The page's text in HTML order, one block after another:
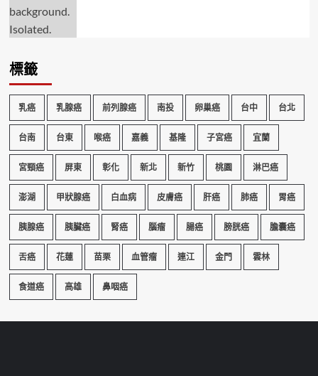
標籤
乳癌 乳腺癌 前列腺癌 南投 卵巢癌 台中 台北
台南 台東 喉癌 嘉義 基隆 子宮癌 宜蘭
宮頸癌 屏東 彰化 新北 新竹 桃園 淋巴癌
澎湖 甲狀腺癌 白血病 皮膚癌 肝癌 肺癌 胃癌
胰腺癌 胰臟癌 腎癌 腦瘤 腸癌 膀胱癌 膽囊癌
舌癌 花蓮 苗栗 血管瘤 連江 金門 雲林
食道癌 高雄 鼻咽癌